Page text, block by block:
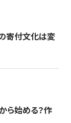
寄付文化は変
ら始める？作